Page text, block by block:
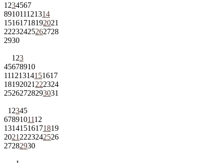
1 234567
891011121314
15161718192021
22232425262728
2930
1 23
45678910
11121314151617
18192021 222324
25262728293031
1 2345
6789101112
13141516171819
2021 2223242526
27282930